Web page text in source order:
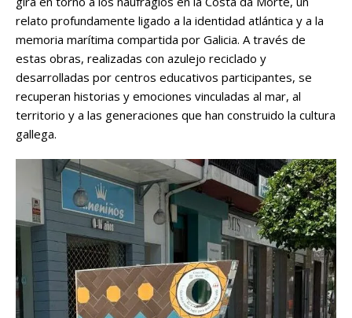
relato profundamente ligado a la identidad atlántica y a la
memoria marítima compartida por Galicia. A través de
estas obras, realizadas con azulejo reciclado y
desarrolladas por centros educativos participantes, se
recuperan historias y emociones vinculadas al mar, al
territorio y a las generaciones que han construido la cultura
gallega.